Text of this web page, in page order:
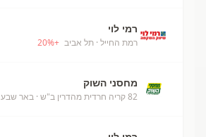
רמי לוי
רמת החייל · תל אביב +
20%
מחסני השוק
82 קריה חרדית מהדרין ב"ש · באר שבע